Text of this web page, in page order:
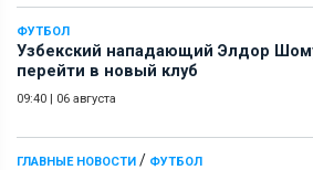
ФУТБОЛ
Узбекский нападающий Элдор
перейти в новый клуб
09:40 | 06 августа
ГЛАВНЫЕ НОВОСТИ / ФУТБОЛ